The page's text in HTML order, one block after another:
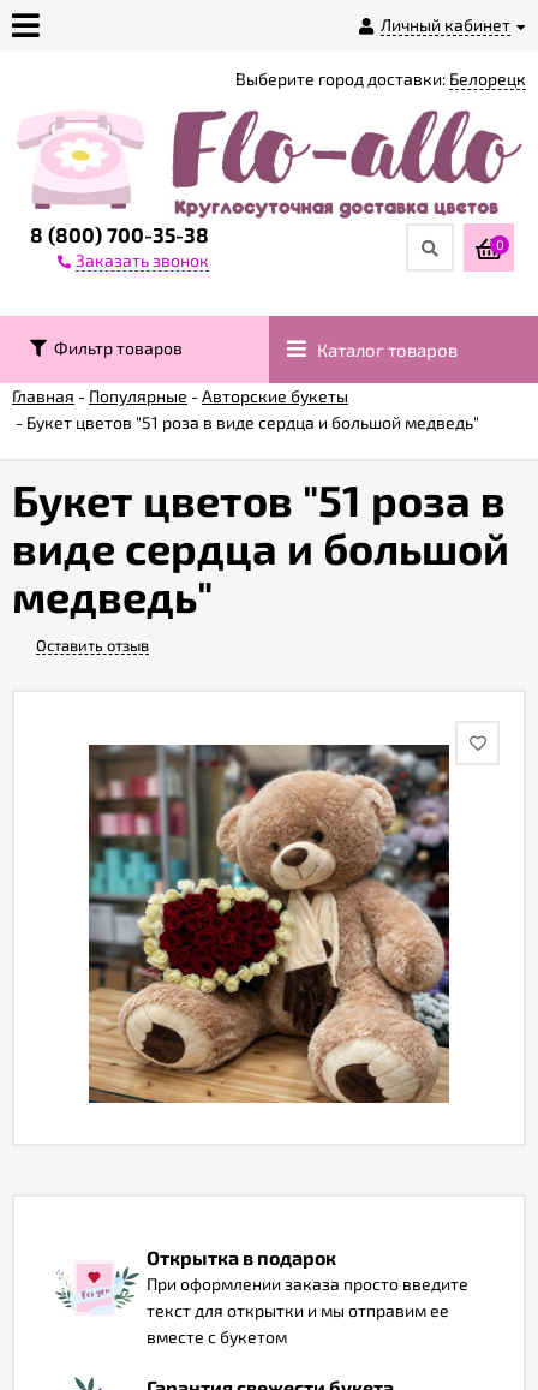
Личный кабинет
магазине
Доставка
Контакты
Возврат
Гарантии
Акции
Публичная
Политика
конфиденциальности
8 (800) 700-35-38
Заказать звонок
Выберите город доставки: Белорецк
0
Фильтр товаров Каталог товаров
Главная - Популярные -Авторские букеты
- Букет цветов "51 роза в виде сердца и большой медведь"
Букет цветов "51 роза в
виде сердца и большой
медведь"
Оставить отзыв
Открытка в подарок
При оформлении заказа просто введите
текст для открытки и мы отправим ее
вместе с букетом